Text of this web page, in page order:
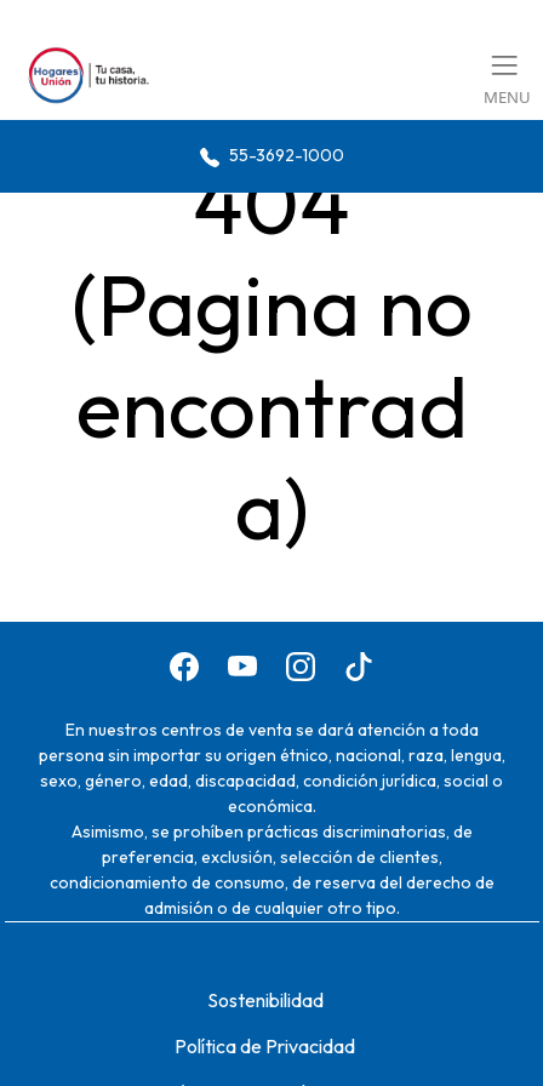
MENU
55-3692-1000
404
(Pagina no
encontrad
a)
En nuestros centros de venta se dará atención a toda
persona sin importar su origen étnico, nacional, raza, lengua,
sexo, género, edad, discapacidad, condición jurídica, social o
económica.
Asimismo, se prohíben prácticas discriminatorias, de
preferencia, exclusión, selección de clientes,
condicionamiento de consumo, de reserva del derecho de
admisión o de cualquier otro tipo.
Sostenibilidad
Política de Privacidad